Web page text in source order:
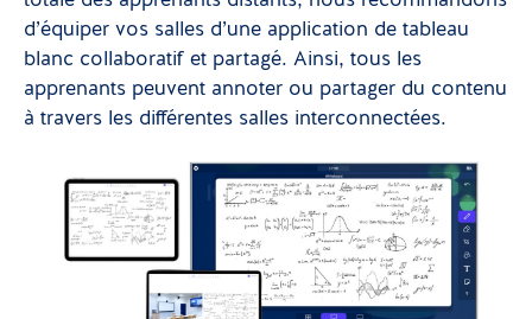
d’équiper vos salles d’une application de tableau
blanc collaboratif et partagé. Ainsi, tous les
apprenants peuvent annoter ou partager du contenu
à travers les différentes salles interconnectées.